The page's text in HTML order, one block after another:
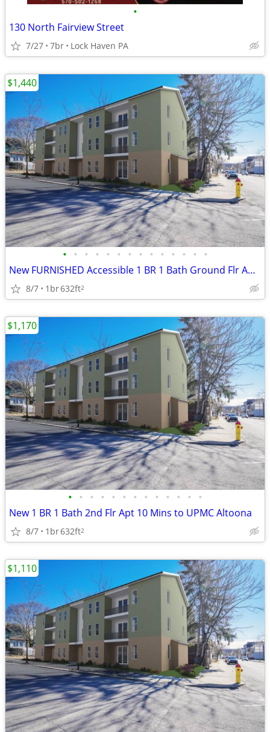
•
130 North Fairview Street
7/27 7br Lock Haven PA
• • • • • • • • • • • • • •
New FURNISHED Accessible 1 BR 1 Bath Ground Flr Apt Near Public Librar
8/7 1br632ft2
$1,440
• • • • • • • • • • • • •
New 1 BR 1 Bath 2nd Flr Apt 10 Mins to UPMC Altoona
8/7 1br632ft2
$1,170
$1,110